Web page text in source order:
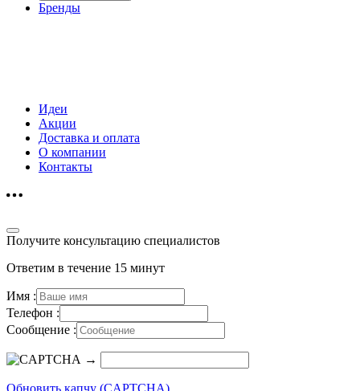
Бренды
Идеи
Акции
Доставка и оплата
О компании
Контакты
Получите консультацию специалистов
Ответим в течение 15 минут
Имя :
Телефон :
Сообщение :
→